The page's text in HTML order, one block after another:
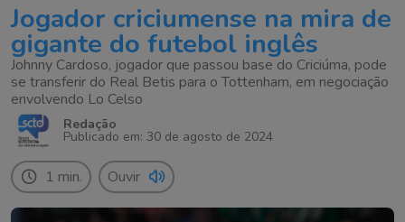
Jogador criciumense na mira de
gigante do futebol inglês
Johnny Cardoso, jogador que passou base do Criciúma, pode
se transferir do Real Betis para o Tottenham, em negociação
envolvendo Lo Celso
Redação
Publicado em: 30 de agosto de 2024
1 min. Ouvir